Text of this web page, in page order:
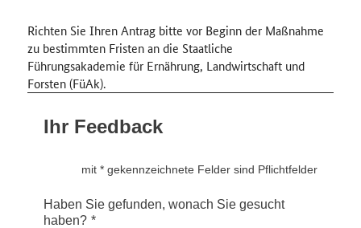
Richten Sie Ihren Antrag bitte vor Beginn der Maßnahme
zu bestimmten Fristen an die Staatliche
Führungsakademie für Ernährung, Landwirtschaft und
Forsten (FüAk).